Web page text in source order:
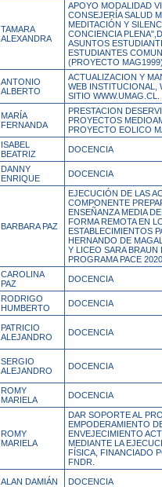
TAMARA
ALEXANDRA
APOYO MODALIDAD
CONSEJERÍA SALUD
MEDITACIÓN Y
CONCIENCIA
ASUNTOS
ESTUDIANTES
(PROYECTO
ANTONIO
ALBERTO
ACTUALIZACION Y
WEB INSTITUCIONAL,
SITIO WWW.UMAG.CL.
MARÍA
FERNANDA
PRESTACION
PROYECTOS
PROYECTO EOLICO
ISABEL
BEATRIZ
DOCENCIA
DANNY
ENRIQUE
DOCENCIA
BARBARA PAZ
EJECUCIÓN DE LAS
COMPONENTE
ENSEÑANZA MEDIA
FORMA REMOTA EN
ESTABLECIMIENTOS
HERNANDO DE
Y LICEO SARA BRAUN
PROGRAMA PACE
CAROLINA
PAZ
DOCENCIA
RODRIGO
HUMBERTO
DOCENCIA
PATRICIO
ALEJANDRO
DOCENCIA
SERGIO
ALEJANDRO
DOCENCIA
ROMY
MARIELA
DOCENCIA
ROMY
MARIELA
DAR SOPORTE AL
EMPODERAMIENTO
ENVEJECIMIENTO
MEDIANTE LA
FÍSICA, FINANCIADO
FNDR.
ALAN DAMIÁN DOCENCIA